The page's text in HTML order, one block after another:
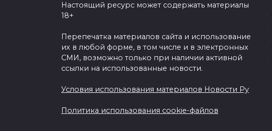
Настоящий ресурс может содержать материалы
18+
Перепечатка материалов сайта и использование
их в любой форме, в том числе и в электронных
СМИ, возможно только при наличии активной
ссылки на использованные новости.
Условия использования материалов Новости Ру
Политика использования cookie-файлов